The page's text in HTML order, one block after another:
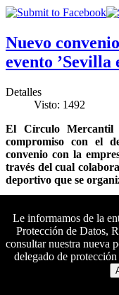
Nuevo
evento ’Sevilla
Detalles
Visto: 1492
El Círculo
compromiso con el
convenio con la
través del cual
deportivo que se
Círculo de
la Semana
Le informamos de la
Protección de Datos,
consultar nuestra nueva
delegado de protección